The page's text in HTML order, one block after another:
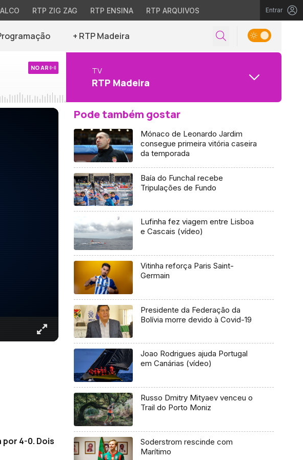
RTP ZIG ZAG RTP ENSINA RTP ARQUIVOS Entrar
+ RTP Madeira
NO AR TV
RTP Madeira
4-0. Dois
Pode também gostar
Mónaco de Leonardo Jardim
consegue primeira vitória caseira
da temporada
Baía do Funchal recebe
Tripulações de Fundo
Lufinha fez viagem entre Lisboa
e Cascais (vídeo)
Vitinha reforça Paris Saint-
Germain
Presidente da Federação da
Bolívia morre devido à Covid-19
Joao Rodrigues ajuda Portugal
em Canárias (vídeo)
Russo Dmitry Mityaev venceu o
Trail do Porto Moniz
Soderstrom rescinde com
Marítimo